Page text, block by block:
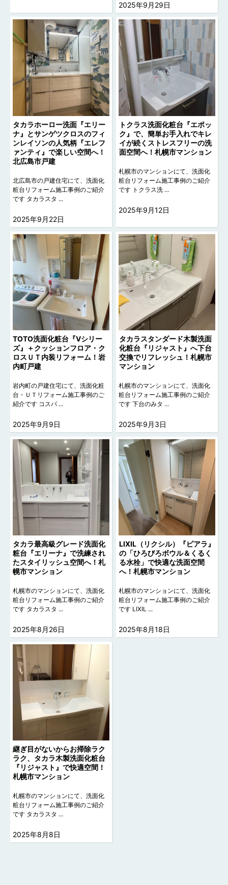
2025年9月29日
タカラホーロー洗面『エリー
ナ』とサンゲツクロスのフィ
ンレイソンの人気柄『エレフ
ァンティ』で楽しい空間へ！
北広島市戸建
北広島市の戸建住宅にて、洗面化
粧台リフォーム施工事例のご紹介
です タカラスタ ...
2025年9月22日
トクラス洗面化粧台『エポッ
ク』で、簡単お手入れでキレ
イが続くストレスフリーの洗
面空間へ！札幌市マンション
札幌市のマンションにて、洗面化
粧台リフォーム施工事例のご紹介
です トクラス洗 ...
2025年9月12日
TOTO洗面化粧台『Vシリー
ズ』＋クッションフロア・ク
ロスＵＴ内装リフォーム！岩
内町戸建
岩内町の戸建住宅にて、洗面化粧
台・ＵＴリフォーム施工事例のご
紹介です コスパ ...
2025年9月9日
タカラスタンダード木製洗面
化粧台『リジャスト』へ下台
交換でリフレッシュ！札幌市
マンション
札幌市のマンションにて、洗面化
粧台リフォーム施工事例のご紹介
です 下台のみタ ...
2025年9月3日
タカラ最高級グレード洗面化
粧台『エリーナ』で洗練され
たスタイリッシュ空間へ！札
幌市マンション
札幌市のマンションにて、洗面化
粧台リフォーム施工事例のご紹介
です タカラスタ ...
2025年8月26日
LIXIL（リクシル）『ピアラ』
の「ひろびろボウル＆くるく
る水栓」で快適な洗面空間
へ！札幌市マンション
札幌市のマンションにて、洗面化
粧台リフォーム施工事例のご紹介
です LIXIL ...
2025年8月18日
継ぎ目がないからお掃除ラク
ラク、タカラ木製洗面化粧台
『リジャスト』で快適空間！
札幌市マンション
札幌市のマンションにて、洗面化
粧台リフォーム施工事例のご紹介
です タカラスタ ...
2025年8月8日